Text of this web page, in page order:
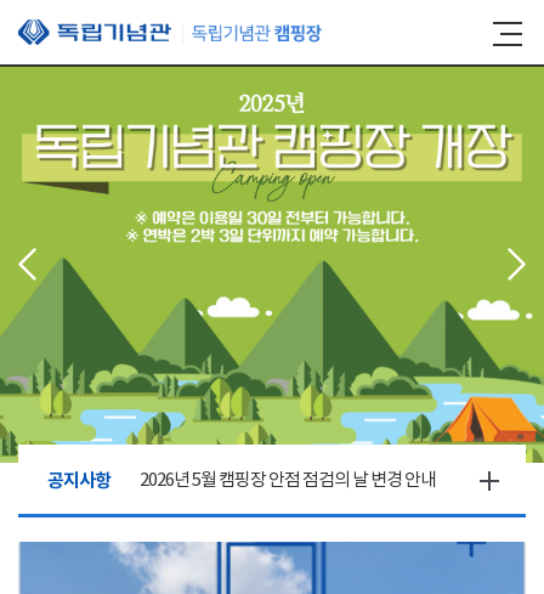
본문 바로가기
공지사항 2026년 5월 캠핑장 안점 점검의 날 변경 안내
캠핑장(9월1일~6일) 미운영 공지